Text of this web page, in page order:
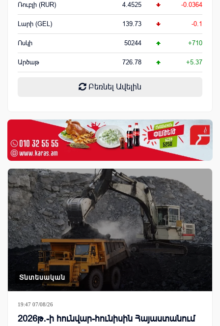
Ռուբլի (RUR) 4.4525 -0.0364
Լարի (GEL) 139.73 -0.1
Ոսկի 50244 +710
Արծաթ 726.78 +5.37
Բեռնել Ավելին
Տնտեսական
19:47 07/08/26
2026թ․-ի հունվար-հունիսին Հայաստանում